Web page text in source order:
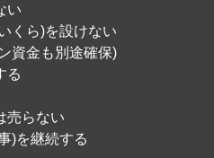
い
くら)を設けない
資金も別途確保)
る
売らない
)を継続する